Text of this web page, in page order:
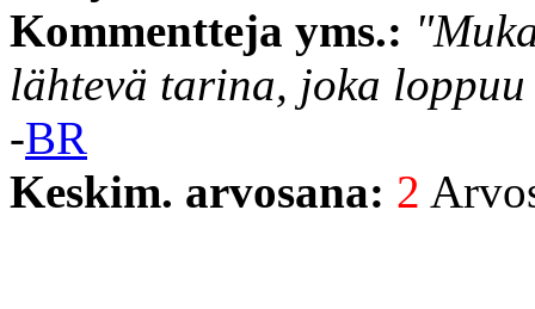
Kommentteja yms.:
lähtevä tarina, joka
-BR
Keskim. arvosana: 2